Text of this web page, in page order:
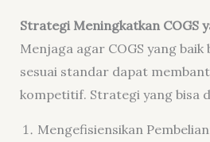
Strategi Meningkatkan COGS
Menjaga agar COGS yang
sesuai standar dapat
kompetitif. Strategi yang bisa
Mengefisiensikan